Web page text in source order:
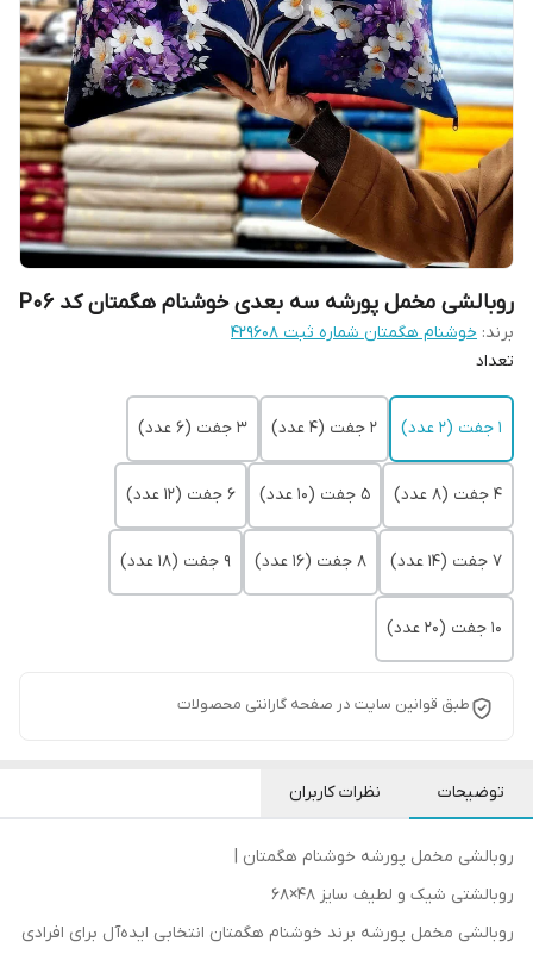
روبالشی مخمل پورشه سه بعدی خوشنام هگمتان کد P06
برند: خوشنام هگمتان شماره ثبت ۴۲۹۶۰۸
تعداد
1 جفت (2 عدد) 2 جفت (4 عدد) 3 جفت (6 عدد)
4 جفت (8 عدد) 5 جفت (10 عدد) 6 جفت (12 عدد)
7 جفت (14 عدد) 8 جفت (16 عدد) 9 جفت (18 عدد)
10 جفت (20 عدد)
طبق قوانین سایت در صفحه گارانتی محصولات
توضیحات نظرات کاربران
روبالشی مخمل پورشه خوشنام هگمتان |
روبالشتی شیک و لطیف سایز 48×68
روبالشی مخمل پورشه برند خوشنام هگمتان انتخابی ایده‌آل برای افرادی